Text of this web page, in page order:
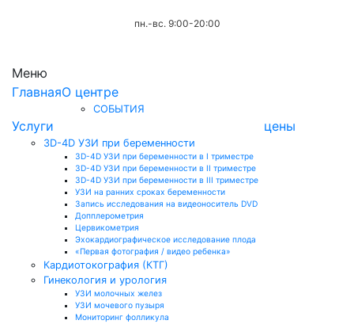
пн.-вс. 9:00-20:00
Меню
ГлавнаяО центре
СОБЫТИЯ
Услуги
3D-4D УЗИ при беременности
3D-4D УЗИ при беременности в I триместре
3D-4D УЗИ при беременности в II триместре
3D-4D УЗИ при беременности в III триместре
УЗИ на ранних сроках беременности
Запись исследования на видеоноситель DVD
Допплерометрия
Цервикометрия
Эхокардиографическое исследование плода
«Первая фотография / видео ребенка»
Кардиотокография (КТГ)
Гинекология и урология
УЗИ молочных желез
УЗИ мочевого пузыря
Мониторинг фолликула
цены